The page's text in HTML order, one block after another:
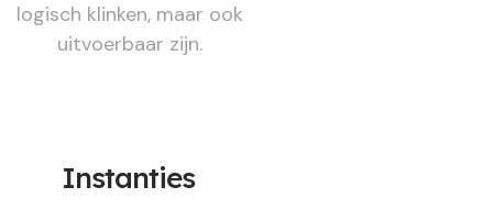
logisch klinken, maar ook
uitvoerbaar zijn.
Instanties